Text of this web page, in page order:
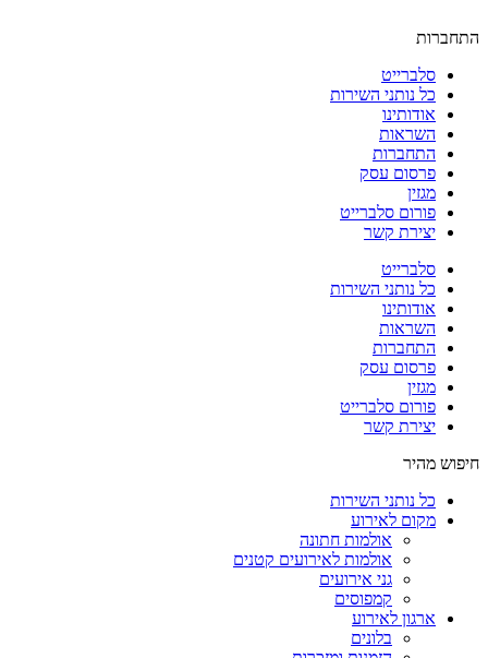
התחברות
סלברייט
כל נותני השירות
אודותינו
השראות
התחברות
פרסום עסק
מגזין
פורום סלברייט
יצירת קשר
סלברייט
כל נותני השירות
אודותינו
השראות
התחברות
פרסום עסק
מגזין
פורום סלברייט
יצירת קשר
חיפוש מהיר
כל נותני השירות
מקום לאירוע
אולמות חתונה
אולמות לאירועים קטנים
גני אירועים
קמפוסים
ארגון לאירוע
בלונים